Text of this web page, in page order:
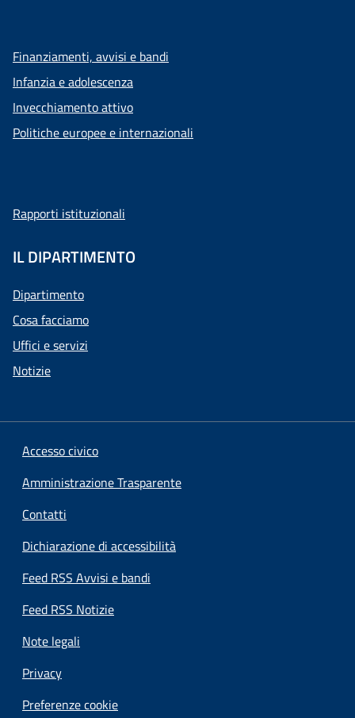
Finanziamenti, avvisi e bandi
Infanzia e adolescenza
Invecchiamento attivo
Politiche europee e internazionali
Rapporti istituzionali
IL DIPARTIMENTO
Dipartimento
Cosa facciamo
Uffici e servizi
Notizie
Accesso civico
Amministrazione Trasparente
Contatti
Dichiarazione di accessibilità
Feed RSS Avvisi e bandi
Feed RSS Notizie
Note legali
Privacy
Preferenze cookie